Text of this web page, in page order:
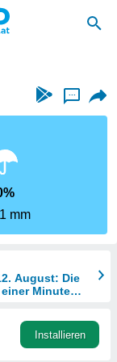
...
mm
August: Die
Minute
Installieren